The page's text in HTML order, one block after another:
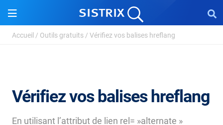
Accueil / Outils gratuits / Vérifiez vos balises hreflang
Vérifiez vos balises hreflang
En utilisant l’attribut de lien rel= »alternate »